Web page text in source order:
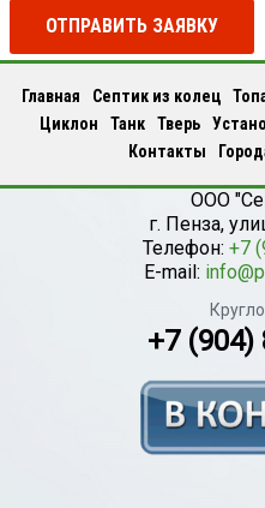
ОТПРАВИТЬ ЗАЯВКУ
Главная Септик из колец
Циклон
Танк Тверь
Контакты
ООО
г. Пенза,
Телефон: +7
E-mail:
+7 (904)